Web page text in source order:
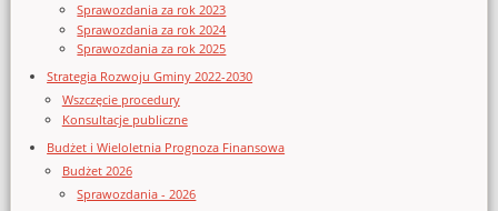
Sprawozdania za rok 2023
Sprawozdania za rok 2024
Sprawozdania za rok 2025
Strategia Rozwoju Gminy 2022-2030
Wszczęcie procedury
Konsultacje publiczne
Budżet i Wieloletnia Prognoza Finansowa
Budżet 2026
Sprawozdania - 2026